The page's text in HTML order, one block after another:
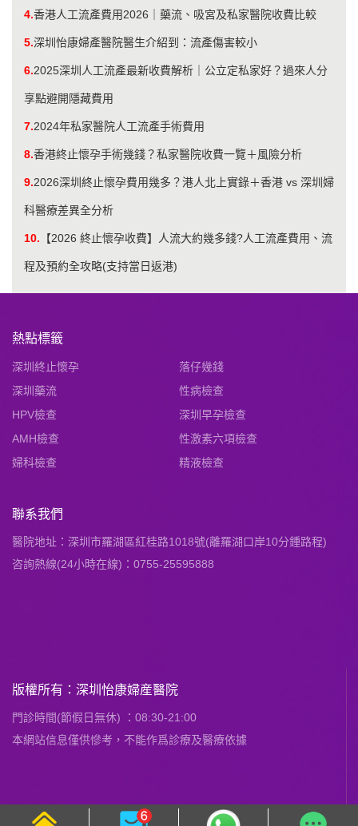
4.香港人工流產費用2026｜藥流、吸宮及私家醫院收費比較
5.深圳怡康婦產醫院醫生介紹到：流產傷害較小
6.2025深圳人工流產最新收費解析｜公立定私家好？過來人分
享點避開隱藏費用
7.​2024年私家醫院人工流產手術費用
8.香港終止懷孕手術幾錢？私家醫院收費一覽＋風險分析
9.2026深圳終止懷孕費用幾多？港人北上實錄＋香港 vs 深圳婦
科醫療差異全分析
10. 【2026 終止懷孕收費】人流大約幾多錢?人工流產費用、流
程及預約全攻略(支持當日返港)
熱點標籤
深圳終止懷孕
落仔幾錢
深圳藥流
性病檢查
HPV檢查
深圳早孕檢查
AMH檢查
性激素六項檢查
婦科檢查
精液檢查
聯系我們
醫院地址：深圳市羅湖區紅桂路1018號(離羅湖口岸10分鍾路程)
咨詢熱線(24小時在線)：0755-25595888
版權所有：深圳怡康婦産醫院
門診時間(節假日無休) ：08:30-21:00
本網站信息僅供慘考，不能作爲診療及醫療依據